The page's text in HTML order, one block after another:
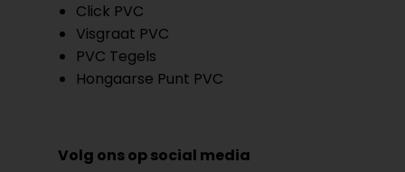
Click PVC
Visgraat PVC
PVC Tegels
Hongaarse Punt PVC
Volg ons op social media